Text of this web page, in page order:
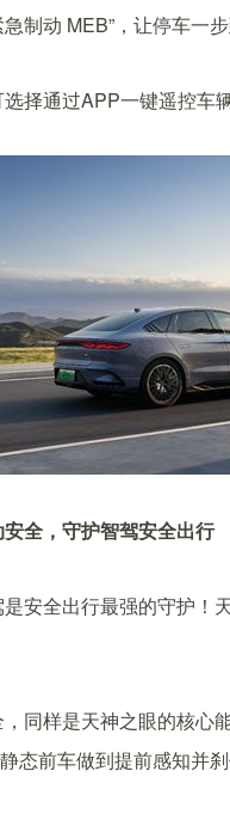
制动 MEB”，让停车一
择通过APP一键遥控车
全，守护智驾安全出行
安全出行最强的守护！
同样是天神之眼的核心
态前车做到提前感知并